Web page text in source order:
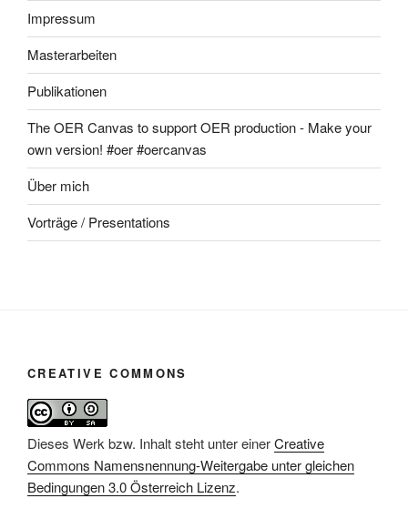
Impressum
Masterarbeiten
Publikationen
The OER Canvas to support OER production - Make your
own version! #oer #oercanvas
Über mich
Vorträge / Presentations
CREATIVE COMMONS
Dieses Werk bzw. Inhalt steht unter einerCreative
Commons Namensnennung-Weitergabe unter gleichen
Bedingungen 3.0 Österreich Lizenz.